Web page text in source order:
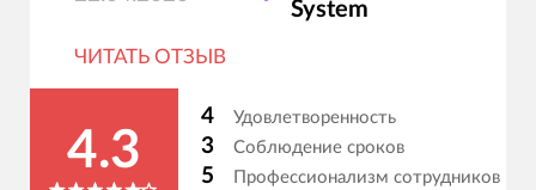
System
ЧИТАТЬ ОТЗЫВ
4.3
4 Удовлетворенность
3 Соблюдение сроков
5 Профессионализм сотрудников